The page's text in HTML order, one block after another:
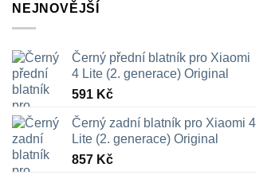
NEJNOVĚJŠÍ
Černý přední blatník pro Xiaomi
4 Lite (2. generace) Original
591 Kč
Černý zadní blatník pro Xiaomi 4
Lite (2. generace) Original
857 Kč